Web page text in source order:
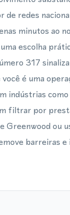
de redes
minutos ao
escolha
317
é uma
indústrias
filtrar por
ou
barreiras e